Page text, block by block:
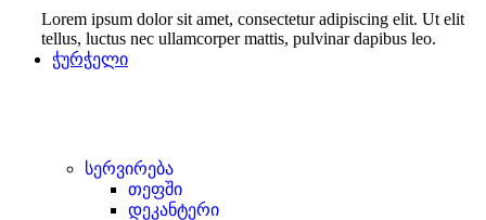
Lorem ipsum dolor sit amet, consectetur adipiscing elit. Ut elit
tellus, luctus nec ullamcorper mattis, pulvinar dapibus leo.
ჭურჭელი
სერვირება
თეფში
დეკანტერი